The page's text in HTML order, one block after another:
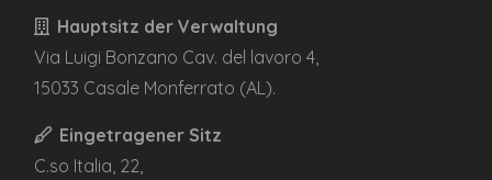
Hauptsitz der Verwaltung
Via Luigi Bonzano Cav. del lavoro 4,
15033 Casale Monferrato (AL).
Eingetragener Sitz
C.so Italia, 22,